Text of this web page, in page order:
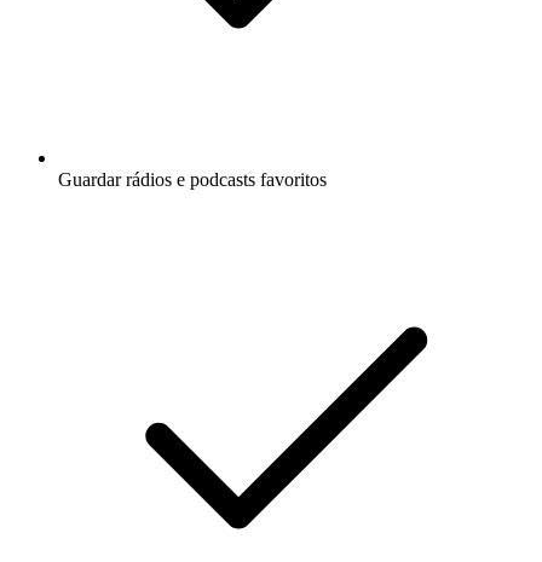
Guardar rádios e podcasts favoritos